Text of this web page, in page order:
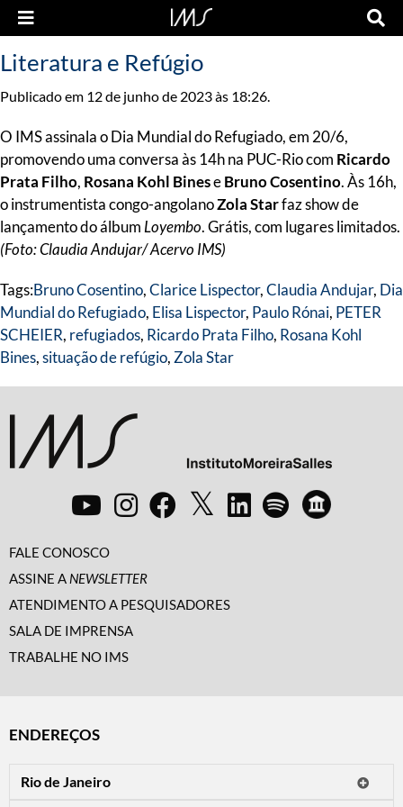
Literatura e Refúgio
Publicado em 12 de junho de 2023 às 18:26.
O IMS assinala o Dia Mundial do Refugiado, em 20/6,
promovendo uma conversa às 14h na PUC-Rio com Ricardo
Prata Filho, Rosana Kohl BineseBruno Cosentino. Às 16h,
o instrumentista congo-angolanoZola Starfaz show de
lançamento do álbum Loyembo. Grátis, com lugares limitados.
(Foto: Claudia Andujar/ Acervo IMS)
Tags:Bruno Cosentino,Clarice Lispector,Claudia Andujar, Dia
Mundial do Refugiado, Elisa Lispector, Paulo Rónai, PETER
SCHEIER, refugiados, Ricardo Prata Filho, Rosana Kohl
Bines,situação de refúgio, Zola Star
FALE CONOSCO
ASSINE A NEWSLETTER
ATENDIMENTO A PESQUISADORES
SALA DE IMPRENSA
TRABALHE NO IMS
ENDEREÇOS
Rio de Janeiro